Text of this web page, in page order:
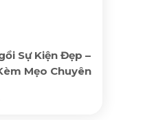
Sự Kiện Đẹp –
Mẹo Chuyên